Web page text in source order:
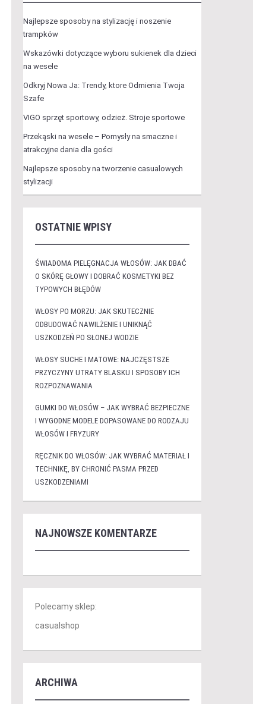
Najlepsze sposoby na stylizację i noszenie
trampków
Wskazówki dotyczące wyboru sukienek dla dzieci
na wesele
Odkryj Nowa Ja: Trendy, ktore Odmienia Twoja
Szafe
VIGO sprzęt sportowy, odzież. Stroje sportowe
Przekąski na wesele – Pomysły na smaczne i
atrakcyjne dania dla gości
Najlepsze sposoby na tworzenie casualowych
stylizacji
OSTATNIE WPISY
ŚWIADOMA PIELĘGNACJA WŁOSÓW: JAK DBAĆ
O SKÓRĘ GŁOWY I DOBRAĆ KOSMETYKI BEZ
TYPOWYCH BŁĘDÓW
WŁOSY PO MORZU: JAK SKUTECZNIE
ODBUDOWAĆ NAWILŻENIE I UNIKNĄĆ
USZKODZEŃ PO SŁONEJ WODZIE
WŁOSY SUCHE I MATOWE: NAJCZĘSTSZE
PRZYCZYNY UTRATY BLASKU I SPOSOBY ICH
ROZPOZNAWANIA
GUMKI DO WŁOSÓW – JAK WYBRAĆ BEZPIECZNE
I WYGODNE MODELE DOPASOWANE DO RODZAJU
WŁOSÓW I FRYZURY
RĘCZNIK DO WŁOSÓW: JAK WYBRAĆ MATERIAŁ I
TECHNIKĘ, BY CHRONIĆ PASMA PRZED
USZKODZENIAMI
NAJNOWSZE KOMENTARZE
Polecamy sklep:
casualshop
ARCHIWA